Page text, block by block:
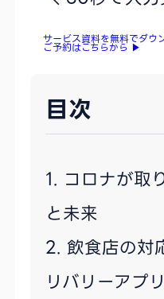
サービス資料を無料でダウ
ご予約はこちらから ▶
目次
コロナが取
と未来
飲食店の対
リバリーアプ